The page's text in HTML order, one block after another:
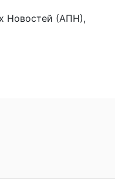
Новостей (АПН),